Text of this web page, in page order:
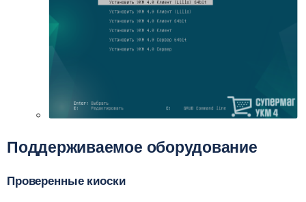
Поддерживаемое оборудование
Проверенные киоски